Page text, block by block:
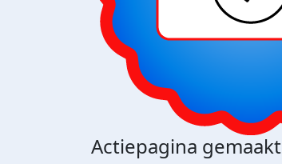
Actiepagina gemaakt